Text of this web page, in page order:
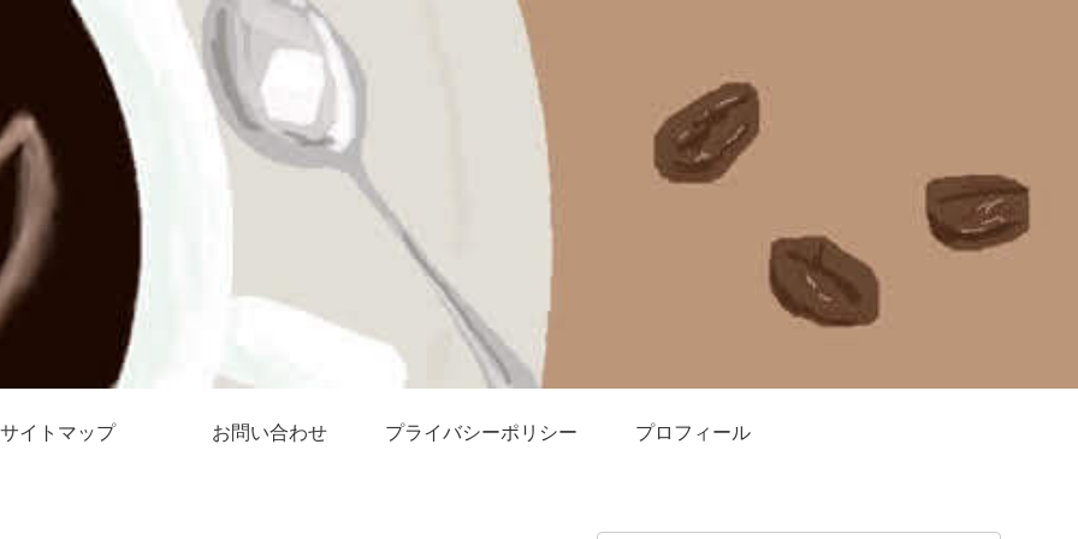
サイトマップ お問い合わせ プライバシーポリシー プロフィール